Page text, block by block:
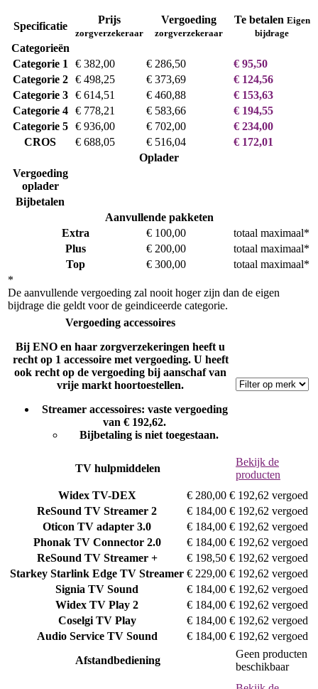
Specificatie
Prijs
zorgverzekeraar
Vergoeding
zorgverzekeraar
Te betalen Eigen
bijdrage
Categorieën
Categorie 1
€ 382,00 € 286,50
€ 95,50
Categorie 2
€ 498,25 € 373,69
€ 124,56
Categorie 3
€ 614,51 € 460,88
€ 153,63
Categorie 4
€ 778,21 € 583,66
€ 194,55
Categorie 5
€ 936,00 € 702,00
€ 234,00
CROS
€ 688,05 € 516,04
€ 172,01
Oplader
Vergoeding
oplader
Bijbetalen
Aanvullende pakketen
Extra
€ 100,00
totaal maximaal*
Plus
€ 200,00
totaal maximaal*
Top
€ 300,00
totaal maximaal*
*
De aanvullende vergoeding zal nooit hoger zijn dan de eigen
bijdrage die geldt voor de geindiceerde categorie.
Vergoeding accessoires
Bij ENO en haar zorgverzekeringen heeft u
recht op 1 accessoire met vergoeding. U heeft
ook recht op de vergoeding bij aanschaf van
vrije markt hoortoestellen.
Streamer accessoires: vaste vergoeding
van € 192,62.
Bijbetaling is niet toegestaan.
TV hulpmiddelen
Bekijk de
producten
Widex TV-DEX € 280,00 € 192,62 vergoed
ReSound TV Streamer 2 € 184,00 € 192,62 vergoed
Oticon TV adapter 3.0 € 184,00 € 192,62 vergoed
Phonak TV Connector 2.0 € 184,00 € 192,62 vergoed
ReSound TV Streamer + € 198,50 € 192,62 vergoed
Starkey Starlink Edge TV Streamer € 229,00 € 192,62 vergoed
Signia TV Sound € 184,00 € 192,62 vergoed
Widex TV Play 2 € 184,00 € 192,62 vergoed
Coselgi TV Play € 184,00 € 192,62 vergoed
Audio Service TV Sound € 184,00 € 192,62 vergoed
Afstandbediening
Geen producten
beschikbaar